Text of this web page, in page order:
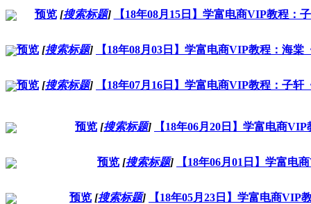
预览 [搜索标题] 【18年08月15日】学富电商VIP教程：
预览 [搜索标题] 【18年08月03日】学富电商VIP教程：海
预览 [搜索标题] 【18年07月16日】学富电商VIP教程：子
预览 [搜索标题] 【18年06月20日】学富电商
预览 [搜索标题] 【18年06月01日】学富电
预览 [搜索标题] 【18年05月23日】学富电商